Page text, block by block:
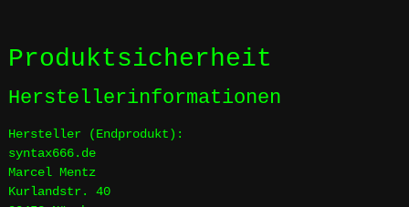
Produktsicherheit
Herstellerinformationen
Hersteller (Endprodukt):
syntax666.de
Marcel Mentz
Kurlandstr. 40